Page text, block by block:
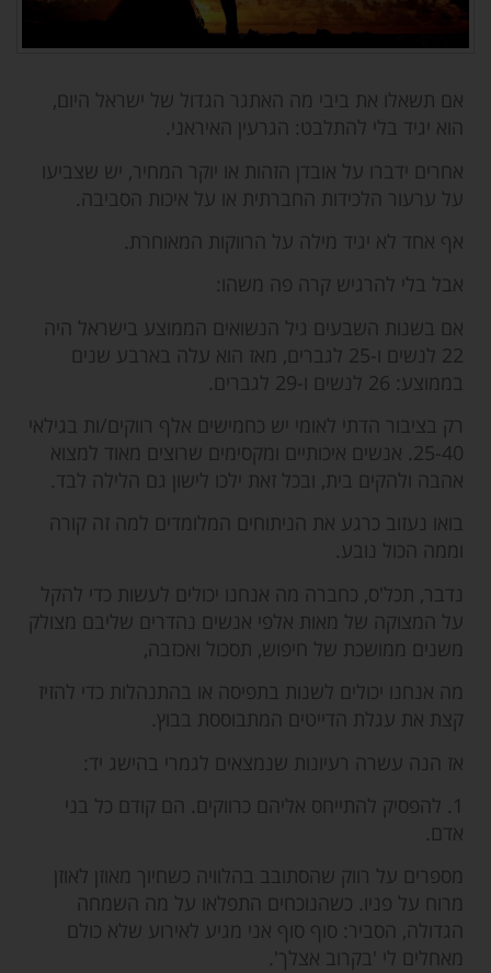
אם תשאלו את ביבי מה האתגר הגדול של ישראל היום,
הוא יגיד בלי להתלבט: הגרעין האיראני.
אחרים ידברו על אובדן הזהות או יוקר המחיר, יש שצביעו
על ערעור הלכידות החברתית או על איכות הסביבה.
אף אחד לא יגיד מילה על הרווקות המאוחרת.
אבל בלי להרגיש קרה פה משהו:
אם בשנות השבעים גיל הנשואים הממוצע בישראל היה
22 לנשים ו-25 לגברים, מאז הוא עלה בארבע שנים
בממוצע: 26 לנשים ו-29 לגברים.
רק בציבור הדתי לאומי יש כחמישים אלף רווקים/ות בגילאי
25-40. אנשים איכותיים ומקסימים שרוצים מאוד למצוא
אהבה ולהקים בית, ובכל זאת ילכו לישון גם הלילה לבד.
בואו נעזוב כרגע את הניתוחים המלומדים למה זה קורה
וממה הכול נובע.
נדבר, תכל'ס, כחברה מה אנחנו יכולים לעשות כדי להקל
על המצוקה של מאות אלפי אנשים נהדרים שליבם מצולק
משנים ממושכת של חיפוש, תסכול ואכזבה,
מה אנחנו יכולים לשנות בתפיסה או בהתנהלות כדי להזיז
קצת את עגלת הדייטים המתבוססת בבוץ.
אז הנה עשרה רעיונות שנמצאים לגמרי בהישג יד:
1. להפסיק להתייחס אליהם כרווקים. הם קודם כל בני
אדם.
מספרים על רווק שהסתובב בהלוויה כשחיוך מאוזן לאוזן
מרוח על פניו. כשהנוכחים התפלאו על מה השמחה
הגדולה, הסביר: סוף סוף אני מגיע לאירוע שלא כולם
מאחלים לי 'בקרוב אצלך'.